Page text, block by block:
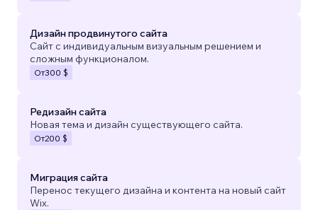
Дизайн продвинутого сайта
Сайт с индивидуальным визуальным решением и
сложным функционалом.
От300 $
Редизайн сайта
Новая тема и дизайн существующего сайта.
От200 $
Миграция сайта
Перенос текущего дизайна и контента на новый сайт
Wix.